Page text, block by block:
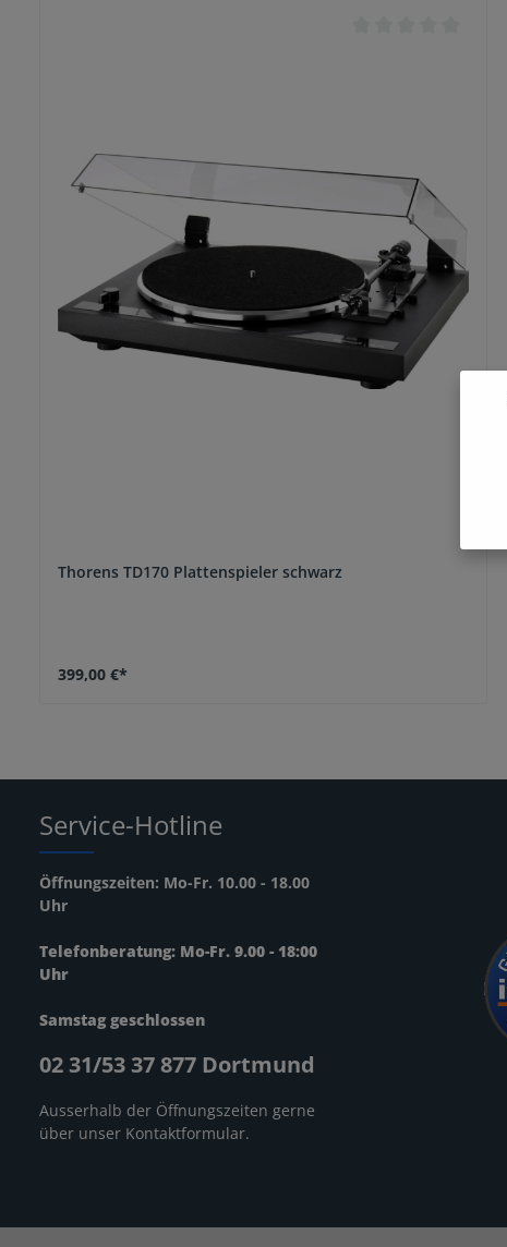
Thorens TD170 Plattenspieler schwarz
399,00 €*
Service-Hotline
Öffnungszeiten: Mo-Fr. 10.00 - 18.00
Uhr
Telefonberatung: Mo-Fr. 9.00 - 18:00
Uhr
Samstag geschlossen
02 31/53 37 877 Dortmund
Ausserhalb der Öffnungszeiten gerne
über unser Kontaktformular.